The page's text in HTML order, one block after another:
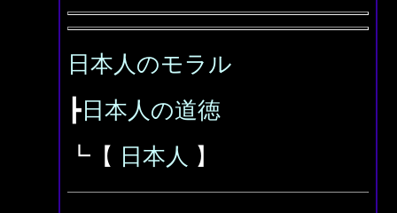
日本人のモラル
┣ 日本人の道徳
┗【
日本人 】